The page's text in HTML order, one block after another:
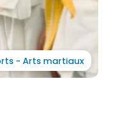
- Arts martiaux